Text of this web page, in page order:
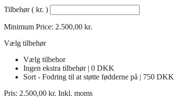
Tilbehør( kr. )
Minimum Price: 2.500,00 kr.
Vælg tilbehør
Vælg tilbehor
Ingen ekstra tilbehør | 0 DKK
Sort - Fodring til at støtte fødderne på | 750 DKK
Pris: 2.500,00 kr. Inkl. moms